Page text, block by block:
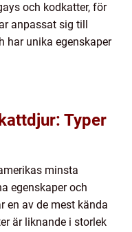
och kodkatter, för
anpassat sig till
har unika egenskaper
Typer
minsta
egenskaper och
en av de mest kända
är liknande i storlek